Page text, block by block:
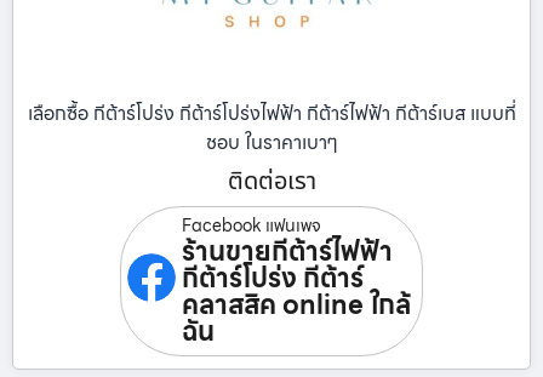
เลือกซื้อ กีต้าร์โปร่ง กีต้าร์โปร่งไฟฟ้า กีต้าร์ไฟฟ้า กีต้าร์เบส แบบที่
ชอบ ในราคาเบาๆ
ติดต่อเรา
Facebook แฟนเพจ
ร้านขายกีต้าร์ไฟฟ้า
กีต้าร์โปร่ง กีต้าร์
คลาสสิค online ใกล้
ฉัน